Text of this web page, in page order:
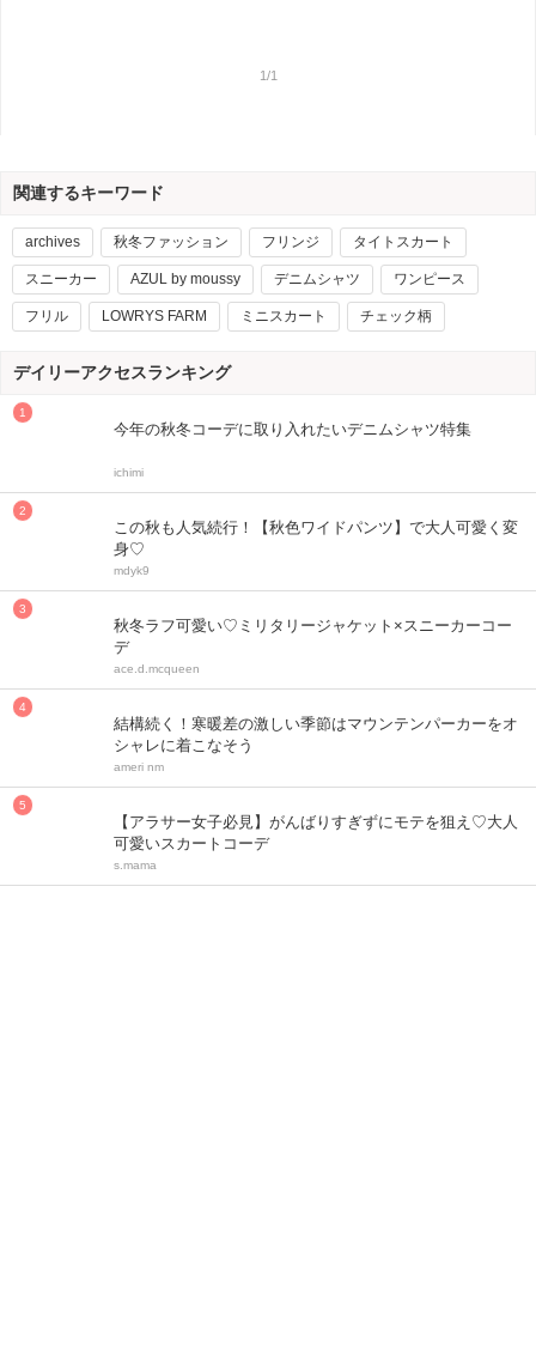
1/1
関連するキーワード
archives 秋冬ファッション フリンジ タイトスカート
スニーカー AZUL by moussy デニムシャツ ワンピース
フリル LOWRYS FARM ミニスカート チェック柄
デイリーアクセスランキング
今年の秋冬コーデに取り入れたいデニムシャツ特集
ichimi
この秋も人気続行！【秋色ワイドパンツ】で大人可愛く変
身♡
mdyk9
秋冬ラフ可愛い♡ミリタリージャケット×スニーカーコー
デ
ace.d.mcqueen
結構続く！寒暖差の激しい季節はマウンテンパーカーをオ
シャレに着こなそう
ameri nm
【アラサー女子必見】がんばりすぎずにモテを狙え♡大人
可愛いスカートコーデ
s.mama